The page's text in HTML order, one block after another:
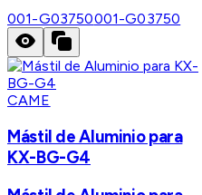
001-G03750001-G03750
CAME
Mástil de Aluminio para
KX-BG-G4